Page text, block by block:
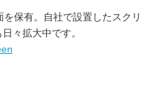
保有。自社で設置したスクリ
々拡大中です。